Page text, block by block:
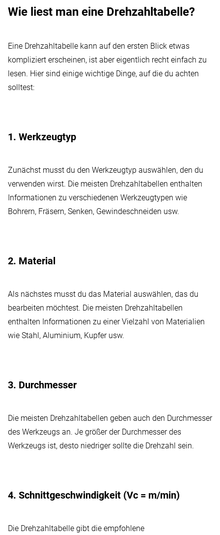
Wie liest man eine Drehzahltabelle?
Eine Drehzahltabelle kann auf den ersten Blick etwas
kompliziert erscheinen, ist aber eigentlich recht einfach zu
lesen. Hier sind einige wichtige Dinge, auf die du achten
solltest:
1. Werkzeugtyp
Zunächst musst du den Werkzeugtyp auswählen, den du
verwenden wirst. Die meisten Drehzahltabellen enthalten
Informationen zu verschiedenen Werkzeugtypen wie
Bohrern, Fräsern, Senken, Gewindeschneiden usw.
2. Material
Als nächstes musst du das Material auswählen, das du
bearbeiten möchtest. Die meisten Drehzahltabellen
enthalten Informationen zu einer Vielzahl von Materialien
wie Stahl, Aluminium, Kupfer usw.
3. Durchmesser
Die meisten Drehzahltabellen geben auch den Durchmesser
des Werkzeugs an. Je größer der Durchmesser des
Werkzeugs ist, desto niedriger sollte die Drehzahl sein.
4. Schnittgeschwindigkeit (Vc = m/min)
Die Drehzahltabelle gibt die empfohlene